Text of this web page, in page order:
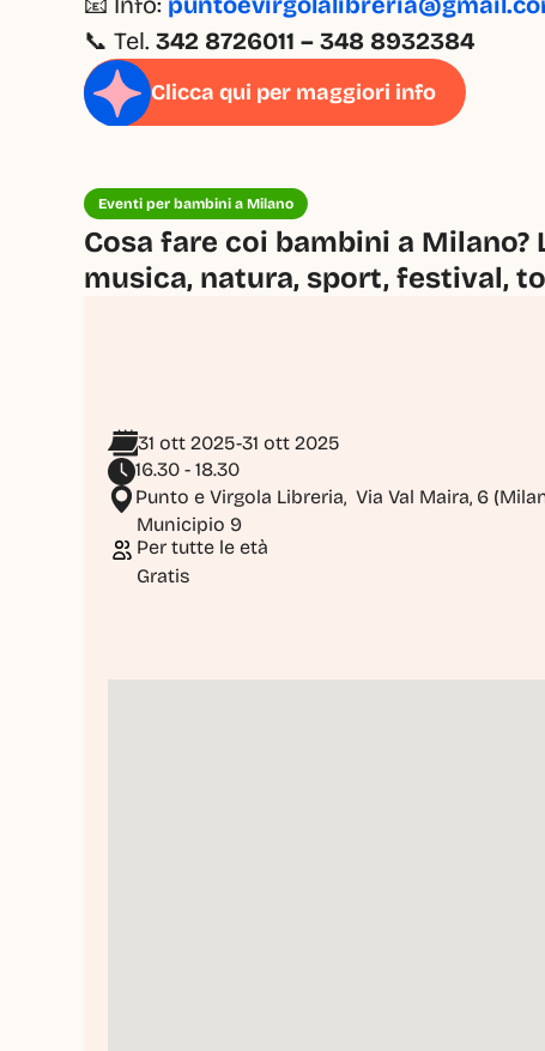
📞 Tel. 342 8726011 – 348 8932384
Clicca qui per maggiori info
Eventi per bambini a Milano
Cosa fare coi bambini a
musica, natura, sport, festival,
31 ott 2025-31 ott 2025
16.30 - 18.30
Punto e Virgola Libreria,  Via Val Maira, 6
Municipio 9
Per tutte le età
Gratis